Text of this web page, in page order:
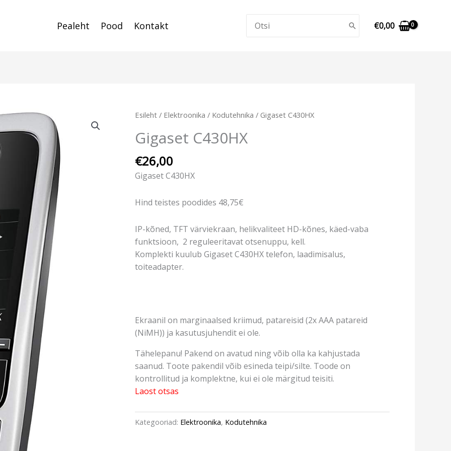
Pealeht Pood Kontakt
for:
€0,00
Esileht / Elektroonika / Kodutehnika / Gigaset C430HX
Gigaset C430HX
€26,00
Gigaset C430HX
Hind teistes poodides 48,75€
IP-kõned, TFT värviekraan, helikvaliteet HD-kõnes, käed-vaba
funktsioon, 2 reguleeritavat otsenuppu, kell.
Komplekti kuulub Gigaset C430HX telefon, laadimisalus,
toiteadapter.
Ekraanil on marginaalsed kriimud, patareisid (2x AAA patareid
(NiMH)) ja kasutusjuhendit ei ole.
Tähelepanu! Pakend on avatud ning võib olla ka kahjustada
saanud. Toote pakendil võib esineda teipi/silte. Toode on
kontrollitud ja komplektne, kui ei ole märgitud teisiti.
Laost otsas
Kategooriad: Elektroonika, Kodutehnika